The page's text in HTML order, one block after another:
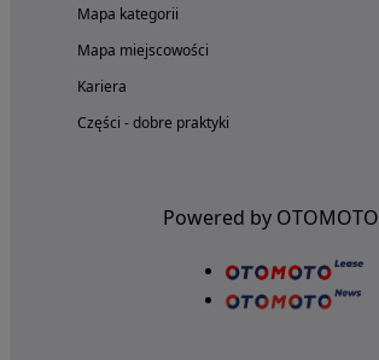
Mapa kategorii
Mapa miejscowości
Kariera
Części - dobre praktyki
Powered by OTOMOTO